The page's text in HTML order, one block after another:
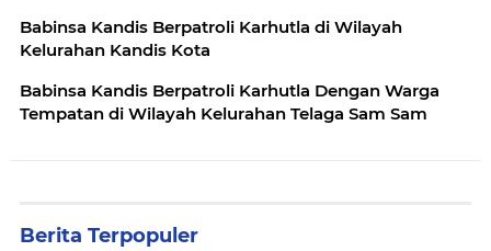
Babinsa Kandis Berpatroli Karhutla di Wilayah
Kelurahan Kandis Kota
Babinsa Kandis Berpatroli Karhutla Dengan Warga
Tempatan di Wilayah Kelurahan Telaga Sam Sam
Berita Terpopuler